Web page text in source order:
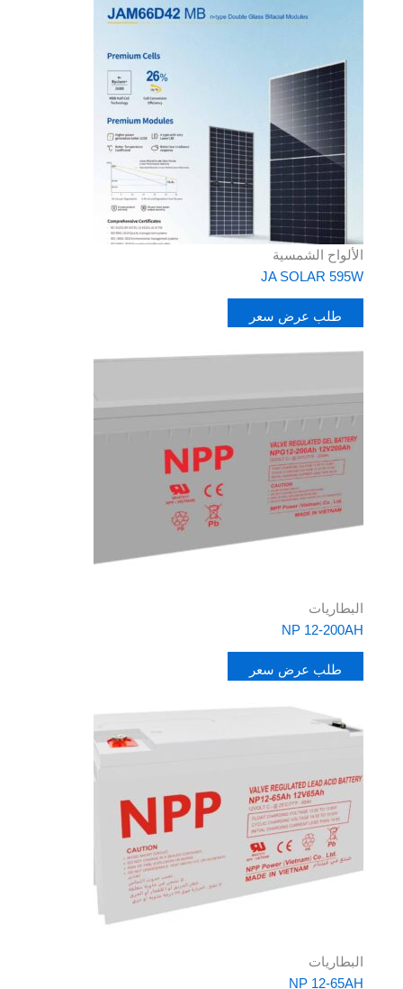
الألواح الشمسية
JA SOLAR 595W
طلب عرض سعر
البطاريات
NP 12-200AH
طلب عرض سعر
البطاريات
NP 12-65AH